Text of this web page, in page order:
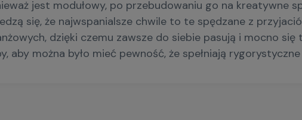
jest modułowy, po przebudowaniu go na kreatywne
się, że najwspanialsze chwile to te spędzane z
dzięki czemu zawsze do siebie pasują i mocno
można było mieć pewność, że spełniają